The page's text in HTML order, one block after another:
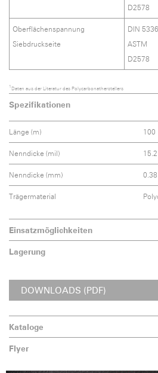
D2578
Oberflächenspannung
Siebdruckseite
DIN
ASTM
D2578
1 Daten aus der Literatur des Polycarbonatherstellers
Spezifikationen
Länge (m) 100
Nenndicke (mil) 15.2
Nenndicke (mm) 0.38
Trägermaterial
Einsatzmöglichkeiten
Lagerung
DOWNLOADS (PDF)
Kataloge
Flyer